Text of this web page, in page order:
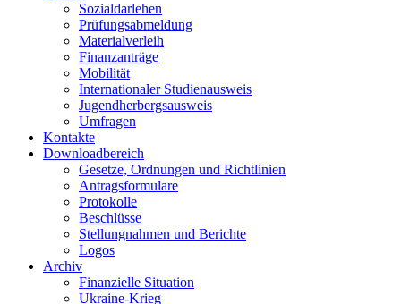
Sozialdarlehen
Prüfungsabmeldung
Materialverleih
Finanzanträge
Mobilität
Internationaler Studienausweis
Jugendherbergsausweis
Umfragen
Kontakte
Downloadbereich
Gesetze, Ordnungen und Richtlinien
Antragsformulare
Protokolle
Beschlüsse
Stellungnahmen und Berichte
Logos
Archiv
Finanzielle Situation
Ukraine-Krieg